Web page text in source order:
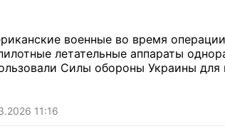
военные во время
летательные аппараты
Силы обороны Украины
11:16